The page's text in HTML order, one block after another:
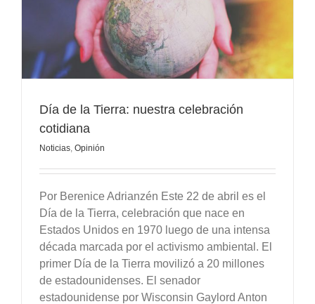
Día de la Tierra: nuestra celebración
cotidiana
Noticias Opinión
Por Berenice Adrianzén Este 22 de abril es el
Día de la Tierra, celebración que nace en
Estados Unidos en 1970 luego de una intensa
década marcada por el activismo ambiental. El
primer Día de la Tierra movilizó a 20 millones
de estadounidenses. El senador
estadounidense por Wisconsin Gaylord Anton